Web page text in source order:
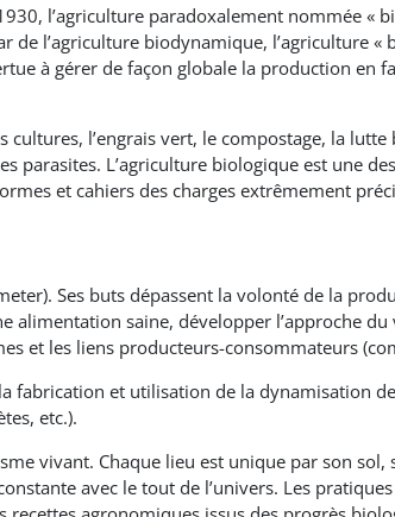
l’agriculture paradoxalement nommée «
l’agriculture biodynamique, l’agriculture «
à gérer de façon globale la production en
l’engrais vert, le compostage, la
L’agriculture biologique est une
et cahiers des charges extrêmement
Ses buts dépassent la volonté de la
saine, développer l’approche
et les liens producteurs-consommateurs
fabrication et utilisation de la dynamisation
etc.).
vivant. Chaque lieu est unique par son
avec le tout de l’univers. Les